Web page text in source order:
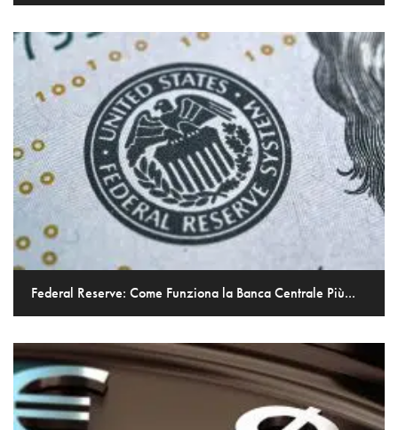
Federal Reserve: Come Funziona la Banca Centrale Più...